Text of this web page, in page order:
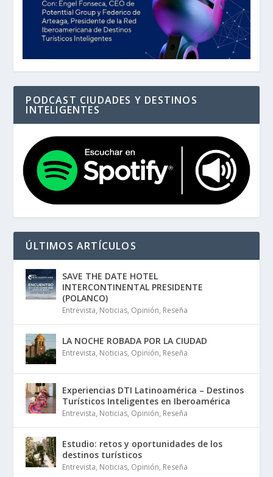
PODCAST CIUDADES Y DESTINOS
INTELIGENTES
ÚLTIMOS ARTÍCULOS
SAVE THE DATE HOTEL
INTERCONTINENTAL PRESIDENTE
(POLANCO)
Entrevista, Noticias, Opinión, Reseña
LA NOCHE ROBADA POR LA CIUDAD
Entrevista, Noticias, Opinión, Reseña
Experiencias DTI Latinoamérica – Destinos
Turísticos Inteligentes en Iberoamérica
Entrevista, Noticias, Opinión, Reseña
Estudio: retos y oportunidades de los
destinos turísticos
Entrevista, Noticias, Opinión, Reseña